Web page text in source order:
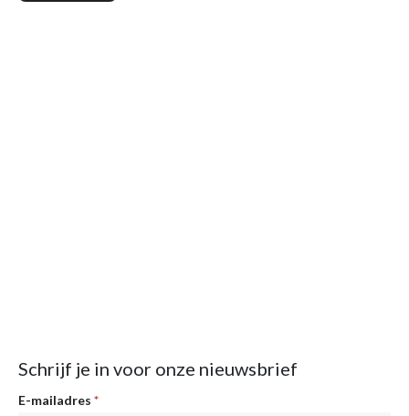
Schrijf je in voor onze nieuwsbrief
Nieuwsbrief
E-mailadres *